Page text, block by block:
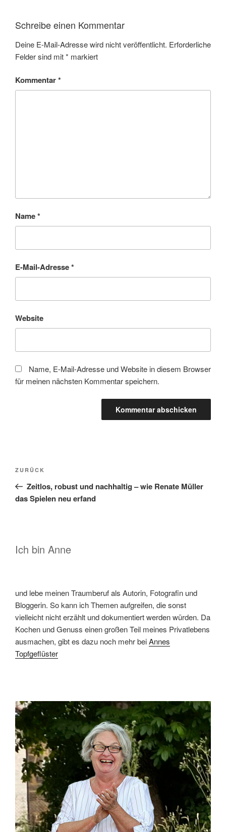
Schreibe einen Kommentar
Deine E-Mail-Adresse wird nicht veröffentlicht. Erforderliche
Felder sind mit* markiert
Kommentar*
Name*
E-Mail-Adresse*
Website
Name, E-Mail-Adresse und Website in diesem Browser
für meinen nächsten Kommentar speichern.
Beitragsnavigation
Vorheriger
Beitrag
ZURÜCK
Zeitlos, robust und nachhaltig – wie Renate Müller
das Spielen neu erfand
Ich bin Anne
und lebe meinen Traumberuf als Autorin, Fotografin und
Bloggerin. So kann ich Themen aufgreifen, die sonst
vielleicht nicht erzählt und dokumentiert werden würden. Da
Kochen und Genuss einen großen Teil meines Privatlebens
ausmachen, gibt es dazu noch mehr beiAnnes
Topfgeflüster